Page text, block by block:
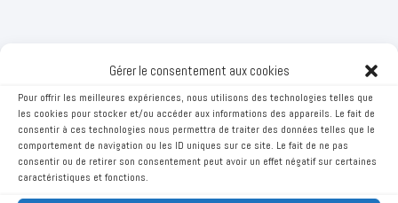
Gérer le consentement aux cookies
Pour offrir les meilleures expériences, nous utilisons des technologies telles que
les cookies pour stocker et/ou accéder aux informations des appareils. Le fait de
consentir à ces technologies nous permettra de traiter des données telles que le
comportement de navigation ou les ID uniques sur ce site. Le fait de ne pas
consentir ou de retirer son consentement peut avoir un effet négatif sur certaines
caractéristiques et fonctions.